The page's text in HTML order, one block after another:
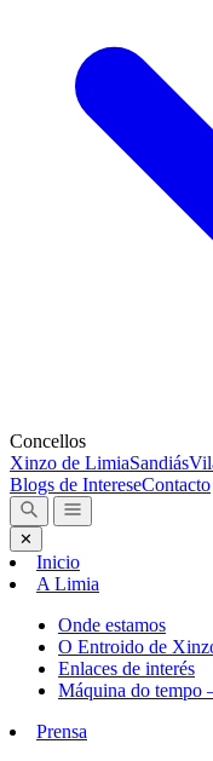
Concellos
Xinzo de LimiaSandiás
Blogs de IntereseContacto
✕
Inicio
A Limia
Onde estamos
O Entroido de
Enlaces de interés
Máquina do tempo
Prensa